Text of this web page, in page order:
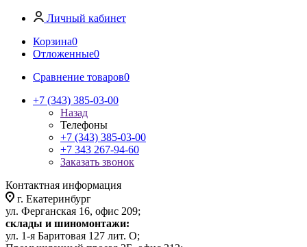
Личный кабинет
Корзина0
Отложенные0
Сравнение товаров0
+7 (343) 385-03-00
Назад
Телефоны
+7 (343) 385-03-00
+7 343 267-94-60
Заказать звонок
Контактная информация
г. Екатеринбург
ул. Ферганская 16, офис 209;
склады и шиномонтажи:
ул. 1-я Баритовая 127 лит. О;